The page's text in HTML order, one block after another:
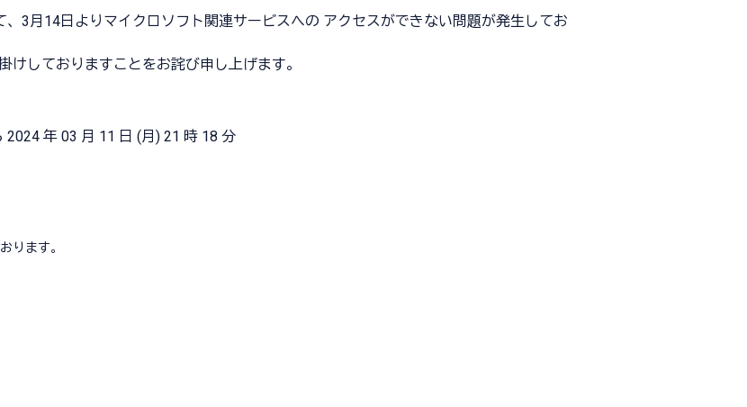
、3月14日よりマイクロソフト関連サービスへの アクセスができない問題が発生してお
しておりますことをお詫び申し上げます。
2024 年 03 月 11 日 (月) 21 時 18 分
ります。